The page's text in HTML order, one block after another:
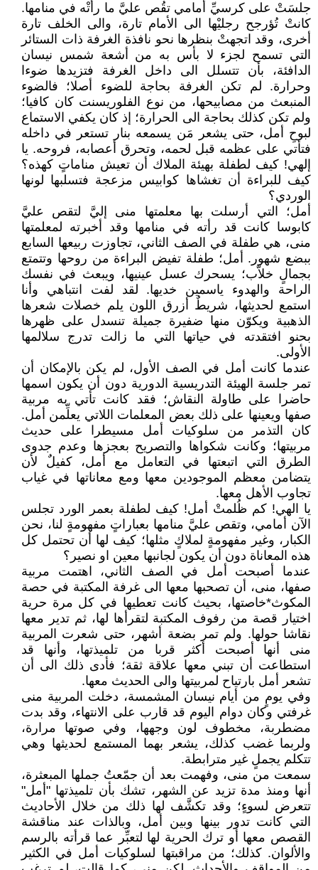
جلسَتْ على كرسيِّ أمامي تقُص عليَّ ما رأتْه في منامها.
كانتْ تُؤرجح رجليْها الى الأمام تارة، والى الخلف تارة
أخرى، وقد اتجهتْ بنظرها نحو نافذة الغرفة ذات الستائر
التي تسمح لجزء لا بأس به من أشعة شمس نيسان
الدافئة، بأن تتسلل الى داخل الغرفة فتزيدها ضوءا
وحرارة. لم تكن الغرفة بحاجة للضوء أصلا؛ فالضوء
المنبعث من مصابيحها، من نوع الفلوريسنت كان كافيا؛
ولم تكن كذلك بحاجة الى الحرارة؛ إذ كان يكفي الاستماع
لبوحِ أمل، حتى يشعر مَن يسمعه بنار تستعر في داخله
فتأتي على عظمه قبل لحمه، وتحرق أعصابه، فروحه. يا
إلهي! كيف لطفلة بهيئة الملاك أن تعيش مناماتٍ كهذه؟
كيف للبراءة أن تغشاها كوابيس مزعجة فتسلبها لونها
الوردي؟
أمل؛ التي أرسلت بها معلمتها منى إليَّ لتقص عليَّ
كابوسا كانت قد رأته في منامها وقد أخبرته لمعلمتها
منى، هي طفلة في الصف الثاني، تجاوزت ربيعها السابع
ببضع شهور. أمل؛ طفلة تفيض البراءة من روحها وتتمتع
بجمالٍ خلاّب؛ يسحرك عسل عينيها، ويبعث في نفسك
الراحة والهدوء ياسمين خديها. لقد لفت انتباهي وأنا
استمع لحديثها، شريطٌ أزرق اللون يلم خصلات شعرها
الذهبية ويكوّن منها ضفيرة جميلة تنسدل على ظهرها
بحنو افتقدته في حياتها التي ما زالت تدرج سلالمها
الأولى.
عندما كانت أمل في الصف الأول، لم يكن بالإمكان أن
تمر جلسة الهيئة التدريسية الدورية دون أن يكون اسمها
حاضرا على طاولة النقاش؛ فقد كانت تأتي به مربية
صفها ويعينها على ذلك بعض المعلمات اللاتي يعلِّمن أمل.
كان التذمر من سلوكيات أمل مسيطرا على حديث
مربيتها؛ وكانت شكواها والتصريح بعجزها وعدم جدوى
الطرق التي اتبعتها في التعامل مع أمل، كفيلٌ لأن
يتضامن معظم الموجودين معها ومع معاناتها في غياب
تجاوب الأهل معها.
يا الهي! كم ظُلمتْ أمل! كيف لطفلة بعمر الورد تجلس
الآن أمامي، وتقص عليَّ منامها بعباراتٍ مفهومةٍ لنا، نحن
الكبار، وغير مفهومةٍ لملاكٍ مثلها؛ كيف لها أن تحتمل كل
هذه المعاناة دون أن يكون لجانبها معين او نصير؟
عندما أصبحت أمل في الصف الثاني، اهتمت مربية
صفها، منى، أن تصحبها معها الى غرفة المكتبة في حصة
المكوث*خاصتها، بحيث كانت تعطيها في كل مرة حرية
اختيار قصة من رفوف المكتبة لتقرأها لها، ثم تدير معها
نقاشا حولها. ولم تمر بضعة أشهر، حتى شعرت المربية
منى أنها أصبحت أكثر قربا من تلميذتها، وأنها قد
استطاعت أن تبني معها علاقة ثقة؛ فأدى ذلك الى أن
تشعر أمل بارتياح لمربيتها والى الحديث معها.
وفي يومٍ من أيام نيسان المشمسة، دخلت المربية منى
غرفتي وكان دوام اليوم قد قارب على الانتهاء، وقد بدت
مضطربة، مخطوف لون وجهها، وفي صوتها مرارة،
ولربما غضب كذلك، يشعر بهما المستمع لحديثها وهي
تتكلم يجملٍ غير مترابطة.
سمعت من منى، وفهمت بعد أن جمّعتُ جملها المبعثرة،
أنها ومنذ مدة تزيد عن الشهر، تشك بأن تلميذتها "أمل"
تتعرض لسوءٍ؛ وقد تكشَّف لها ذلك من خلال الأحاديث
التي كانت تدور بينها وبين أمل، وبالذات عند مناقشة
القصص معها أو ترك الحرية لها لتعبِّر عما قرأته بالرسم
والألوان. كذلك؛ من مراقبتها لسلوكيات أمل في الكثير